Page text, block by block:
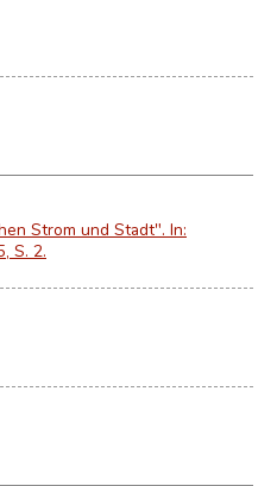
Strom und Stadt". In:
S. 2.